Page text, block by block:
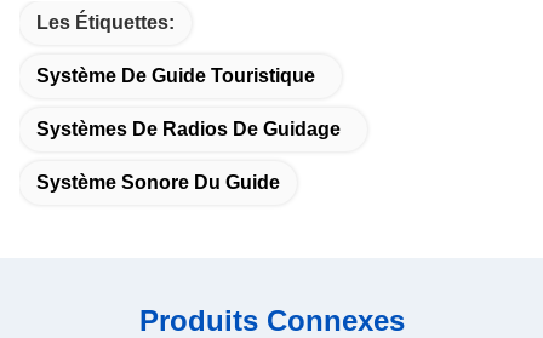
Les Étiquettes:
Système De Guide Touristique
Systèmes De Radios De Guidage
Système Sonore Du Guide
Produits Connexes